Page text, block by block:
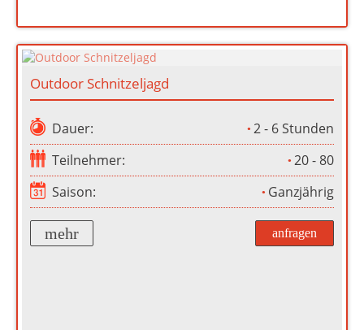
Outdoor Schnitzeljagd
Dauer:
2 - 6 Stunden
Teilnehmer:
20 - 80
Saison:
Ganzjährig
mehr anfragen